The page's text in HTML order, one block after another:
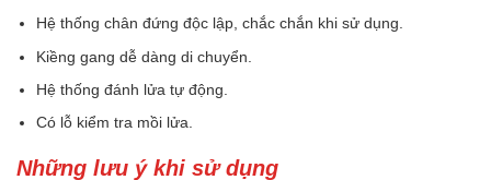
Hệ thống chân đứng độc lập, chắc chắn khi sử dụng.
Kiềng gang dễ dàng di chuyển.
Hệ thống đánh lửa tự động.
Có lỗ kiểm tra mồi lửa.
Những lưu ý khi sử dụng